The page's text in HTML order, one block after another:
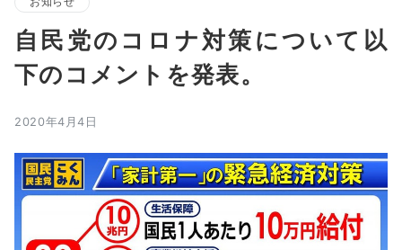
自民党のコロナ対策について以
下のコメントを発表。
2020年4月4日